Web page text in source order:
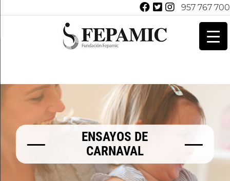
957 767 700
ENSAYOS DE
CARNAVAL